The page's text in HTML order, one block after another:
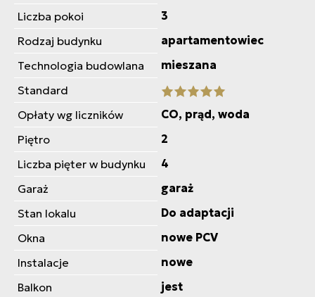
Liczba pokoi
3
Rodzaj budynku
apartamentowiec
Technologia budowlana
mieszana
Standard
Opłaty wg liczników
CO, prąd, woda
Piętro
2
Liczba pięter w budynku
4
Garaż
garaż
Stan lokalu
Do adaptacji
Okna
nowe PCV
Instalacje
nowe
Balkon
jest